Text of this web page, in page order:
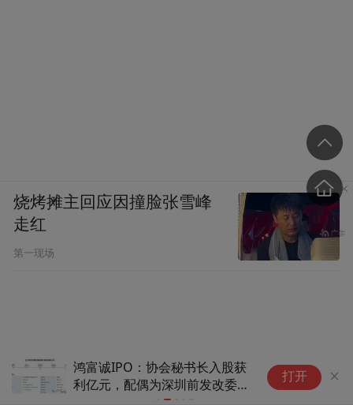
鸿富诚IPO：协会秘书长入股获
利亿元，配偶为深圳前发改委处
打开
烧烤摊主回应因撞脸张雪峰
走红
第一现场